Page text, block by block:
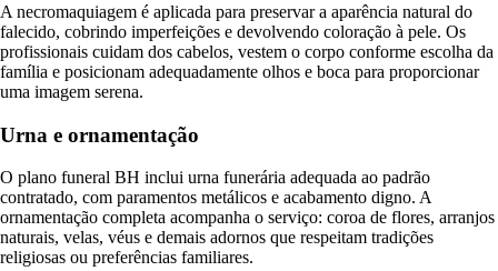
A necromaquiagem é aplicada para preservar a aparência natural do
falecido, cobrindo imperfeições e devolvendo coloração à pele. Os
profissionais cuidam dos cabelos, vestem o corpo conforme escolha da
família e posicionam adequadamente olhos e boca para proporcionar
uma imagem serena.
Urna e ornamentação
O plano funeral BH inclui urna funerária adequada ao padrão
contratado, com paramentos metálicos e acabamento digno. A
ornamentação completa acompanha o serviço: coroa de flores, arranjos
naturais, velas, véus e demais adornos que respeitam tradições
religiosas ou preferências familiares.